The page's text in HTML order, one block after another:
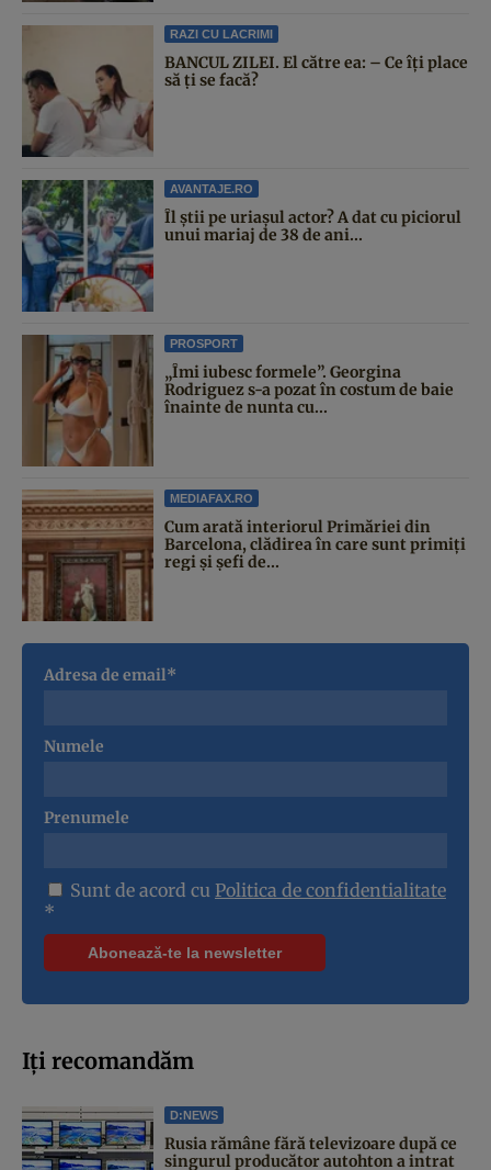
RAZI CU LACRIMI
BANCUL ZILEI. El către ea: – Ce îți place
să ți se facă?
AVANTAJE.RO
Îl știi pe uriașul actor? A dat cu piciorul
unui mariaj de 38 de ani...
PROSPORT
„Îmi iubesc formele”. Georgina
Rodriguez s-a pozat în costum de baie
înainte de nunta cu...
MEDIAFAX.RO
Cum arată interiorul Primăriei din
Barcelona, clădirea în care sunt primiți
regi și șefi de...
Adresa de email*
Numele
Prenumele
Sunt de acord cu Politica de confidentialitate
*
Iți recomandăm
D:NEWS
Rusia rămâne fără televizoare după ce
singurul producător autohton a intrat